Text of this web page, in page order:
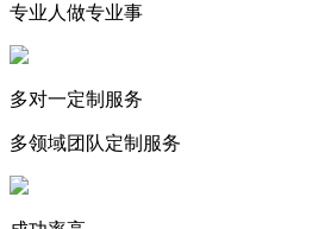
专业人做专业事
多对一定制服务
多领域团队定制服务